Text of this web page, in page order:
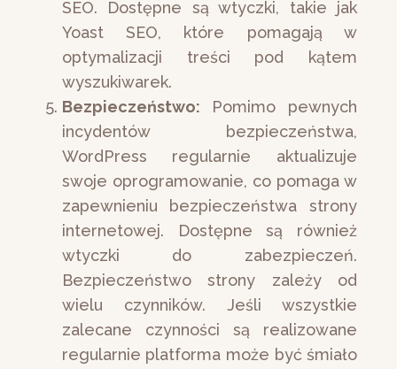
SEO. Dostępne są wtyczki, takie jak
Yoast SEO, które pomagają w
optymalizacji treści pod kątem
wyszukiwarek.
Bezpieczeństwo: Pomimo pewnych
incydentów bezpieczeństwa,
WordPress regularnie aktualizuje
swoje oprogramowanie, co pomaga w
zapewnieniu bezpieczeństwa strony
internetowej. Dostępne są również
wtyczki do zabezpieczeń.
Bezpieczeństwo strony zależy od
wielu czynników. Jeśli wszystkie
zalecane czynności są realizowane
regularnie platforma może być śmiało